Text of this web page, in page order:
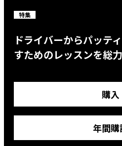
特集
ドライバーからパッテ
すためのレッスンを総
購入
年間購